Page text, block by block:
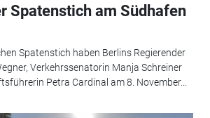
Spatenstich am Südhafen
Spatenstich haben Berlins Regierender
Verkehrssenatorin Manja Schreiner
Petra Cardinal am 8. November...